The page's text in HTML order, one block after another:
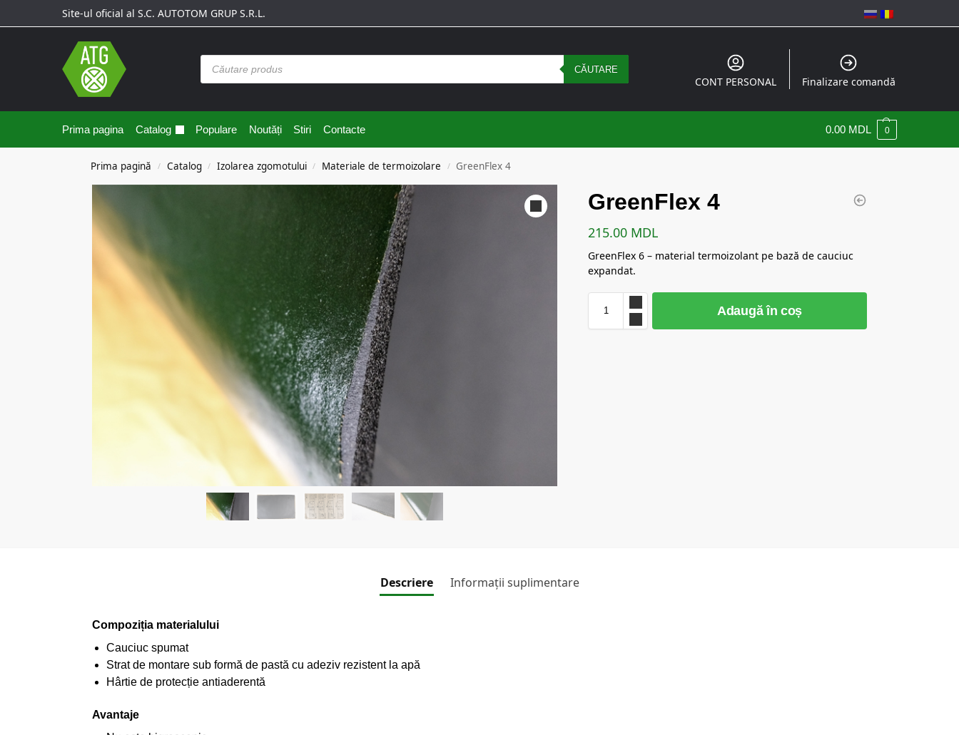
Site-ul oficial al S.C. AUTOTOM GRUP S.R.L.
CĂUTARE
CONT PERSONAL Finalizare comandă
Prima pagina Catalog Populare Noutăți Stiri Contacte 0.00 MDL 0
Prima pagină / Catalog / Izolarea zgomotului / Materiale de termoizolare / GreenFlex 4
GreenFlex 4
215.00 MDL
GreenFlex 6 – material termoizolant pe bază de cauciuc
expandat.
Adaugă în coș
Descriere Informații suplimentare
Compoziția materialului
Cauciuc spumat
Strat de montare sub formă de pastă cu adeziv rezistent la apă
Hârtie de protecție antiaderentă
Avantaje